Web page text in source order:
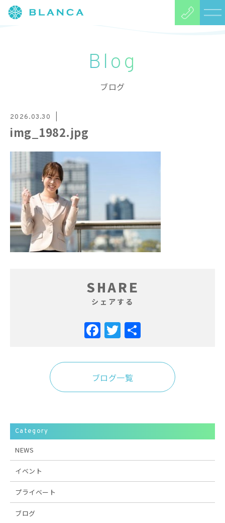
Blog
ブログ
2026.03.30
img_1982.jpg
SHARE
シェアする
Facebook
Twitter
ブログ一覧
Category
NEWS
イベント
プライベート
ブログ